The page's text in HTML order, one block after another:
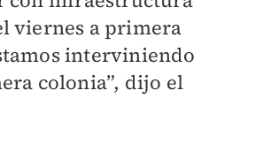
viernes a primera
interviniendo
colonia”, dijo el